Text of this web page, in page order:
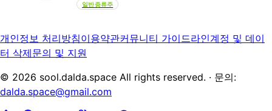
일반증류주
개인정보 처리방침이용약관커뮤니티 가이드라인계정 및 데이
터 삭제문의 및 지원
© 2026 sool.dalda.space All rights reserved. · 문의:
dalda.space@gmail.com